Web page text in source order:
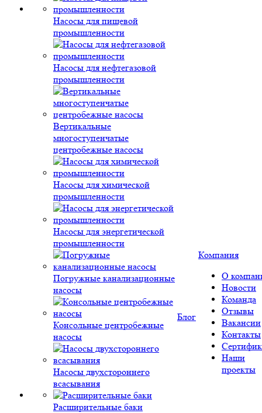
Насосы для пищевой
промышленности
Насосы для нефтегазовой
промышленности
Вертикальные
многоступенчатые
центробежные насосы
Насосы для химической
промышленности
Насосы для энергетической
промышленности
Погружные канализационные
насосы
Консольные центробежные
насосы
Насосы двухстороннего
всасывания
Расширительные баки
Блог
Компания
О
Новости
Команда
Отзывы
Вакансии
Контакты
Наши
проекты